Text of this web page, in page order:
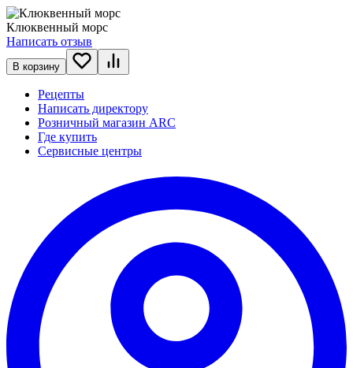
Клюквенный морс
Написать отзыв
В корзину
Рецепты
Написать директору
Розничный магазин ARC
Где купить
Сервисные центры